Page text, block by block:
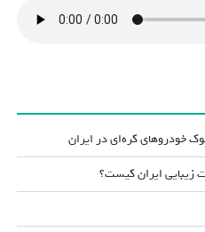
خودروهای کره‌ای در ایران
زیبایی ایران کیست؟